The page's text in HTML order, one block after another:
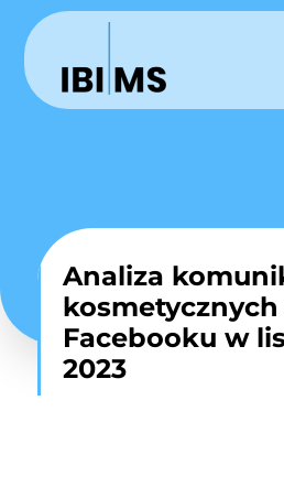
Analiza
kosmetycznych
Facebooku w
2023